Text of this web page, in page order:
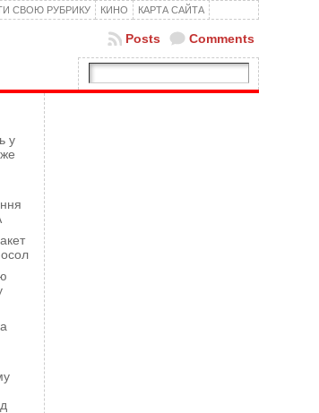
СВОЮ РУБРИКУ КИНО КАРТА САЙТА
Comments
Posts
у